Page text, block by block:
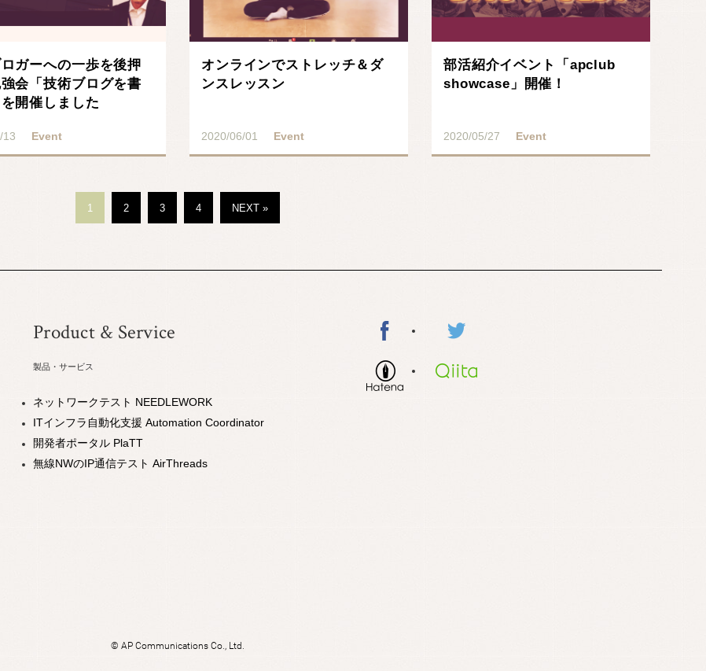
ガーへの一歩を後押
会「技術ブログを書
開催しました
13 Event
オンラインでストレッチ＆ダ
ンスレッスン
2020/06/01 Event
部活紹介イベント「apclub
showcase」開催！
2020/05/27 Event
1 2 3 4 NEXT »
Product & Service
製品・サービス
ネットワークテスト NEEDLEWORK
ITインフラ自動化支援 Automation Coordinator
開発者ポータル PlaTT
無線NWのIP通信テスト AirThreads
© AP Communications Co., Ltd.